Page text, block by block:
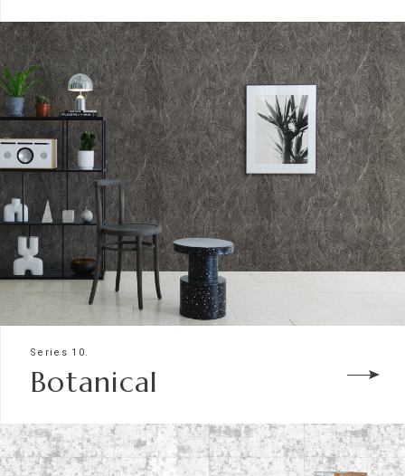
Series 10.
Botanical